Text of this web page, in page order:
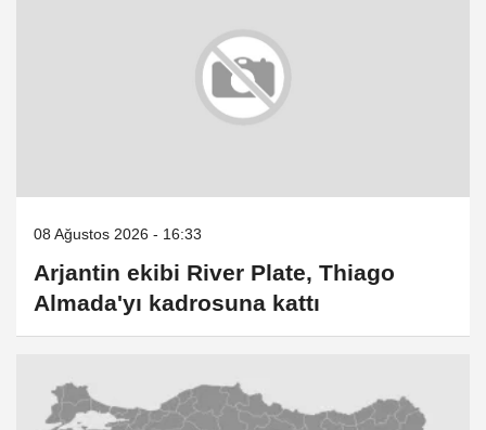
08 Ağustos 2026 - 16:33
Arjantin ekibi River Plate, Thiago
Almada'yı kadrosuna kattı